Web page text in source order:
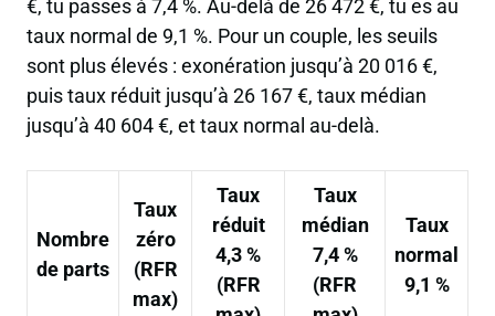
€, tu passes à 7,4 %. Au-delà de 26 472 €, tu es au
taux normal de 9,1 %. Pour un couple, les seuils
sont plus élevés : exonération jusqu’à 20 016 €,
puis taux réduit jusqu’à 26 167 €, taux médian
jusqu’à 40 604 €, et taux normal au-delà.
Nombre
de parts
Taux
zéro
(RFR
max)
Taux
réduit
4,3 %
(RFR
Taux
médian
7,4 %
(RFR
Taux
normal
9,1 %